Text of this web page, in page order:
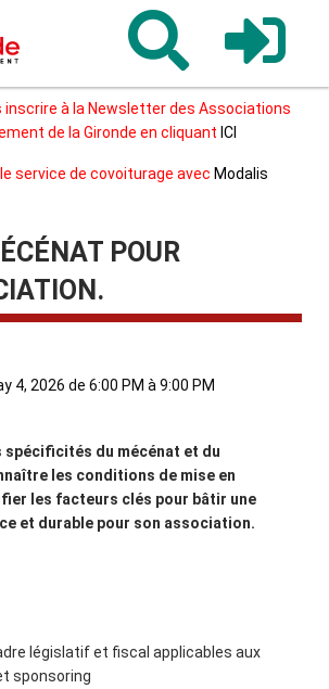
inscrire à la Newsletter des Associations
de la Gironde en cliquant ICI
service de covoiturage avec Modalis
POUR
Le Monday, May 4, 2026 de 6:00 PM à 9:00 PM
spécificités du mécénat et du
les conditions de mise en
les facteurs clés pour bâtir une
et durable pour son association.
législatif et fiscal applicables aux
sponsoring